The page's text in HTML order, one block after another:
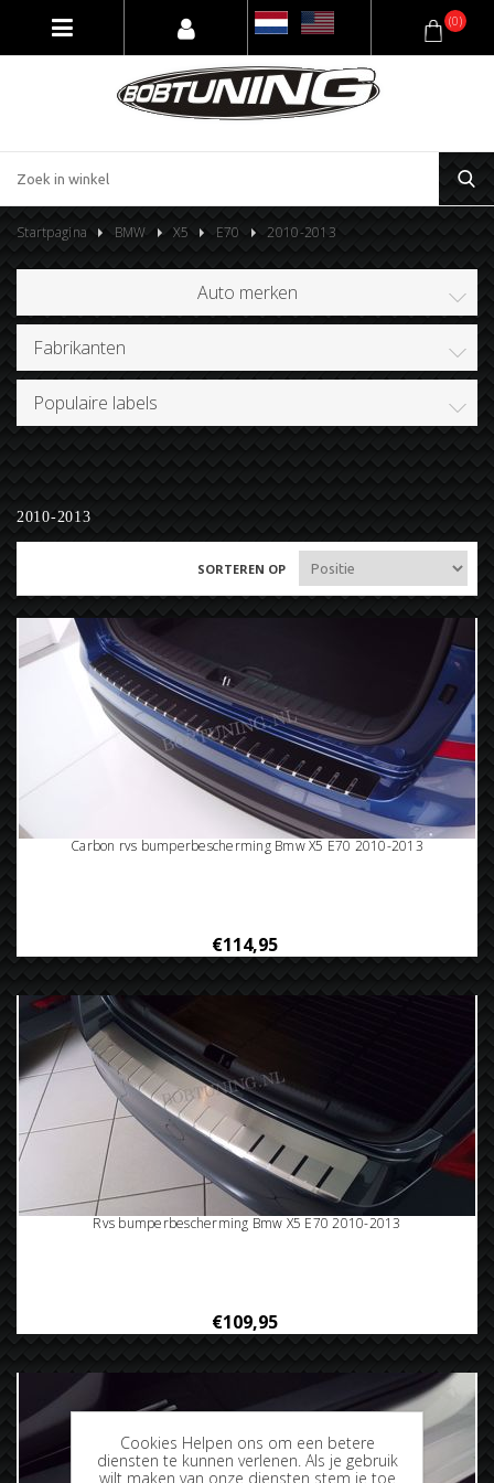
(0)
Startpagina BMW X5 E70 2010-2013
Auto merken
Fabrikanten
Populaire labels
2010-2013
SORTEREN OP
Carbon rvs bumperbescherming Bmw X5 E70 2010-2013
€114,95
Rvs bumperbescherming Bmw X5 E70 2010-2013
€109,95
Cookies Helpen ons om een betere
diensten te kunnen verlenen. Als je gebruik
wilt maken van onze diensten stem je toe